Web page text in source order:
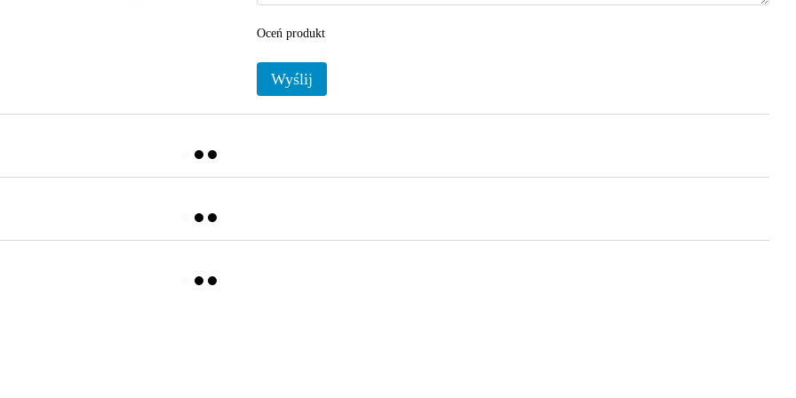
Oceń produkt
Wyślij